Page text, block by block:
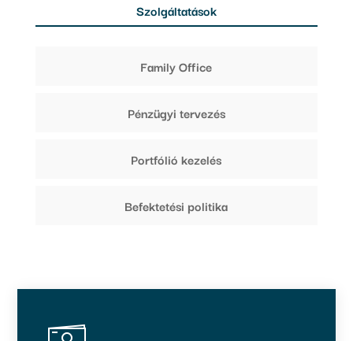
Szolgáltatások
Family Office
Pénzügyi tervezés
Portfólió kezelés
Befektetési politika